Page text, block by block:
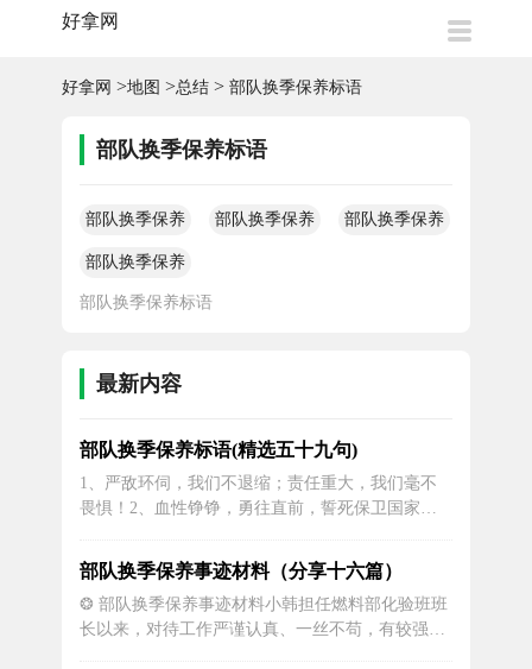
好拿网
好拿网 >地图 >总结 > 部队换季保养标语
部队换季保养标语
部队换季保养
标语
部队换季保养
部队换季保养
部队换季保养
标语
部队换季保养标语
最新内容
部队换季保养标语(精选五十九句)
1、严敌环伺，我们不退缩；责任重大，我们毫不
畏惧！2、血性铮铮，勇往直前，誓死保卫国家的
力！4、要提高消防部队的攻坚克难能力。5、执着
坚守，无畏冲锋，一往无前，誓与敌人同归于尽！
6、车辆发动机每年在换季时都需要更换不同牌号
的机油。7、熬过了一个冬，终于迎来春...
部队换季保养事迹材料（分享十六篇）
❂ 部队换季保养事迹材料小韩担任燃料部化验班班
长以来，对待工作严谨认真、一丝不苟，有较强的